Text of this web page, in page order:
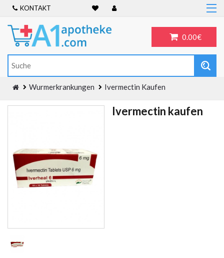
KONTAKT
0.00€
Home
Frauengesundheit
ADHS
Allergien
Wurmerkrankungen Ivermectin Kaufen
Ivermectin kaufen